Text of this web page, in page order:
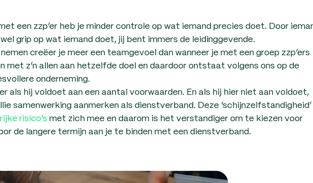
een zzp’er heb je minder controle op wat iemand precies doet. Door
grip op wat iemand doet, jij bent immers de leidinggevende.
creëer je meer een teamgevoel dan wanneer je met een groep zzp’ers
met z’n allen aan hetzelfde doel en daardoor ontstaat volgens ons op de
onderneming.
als hij voldoet aan een aantal voorwaarden. En als hij hier niet aan voldoet,
samenwerking aanmerken als dienstverband. Deze ‘schijnzelfstandigheid’
risico’smet zich mee en daarom is het verstandiger om te kiezen voor
de langere termijn aan je te binden met een dienstverband.